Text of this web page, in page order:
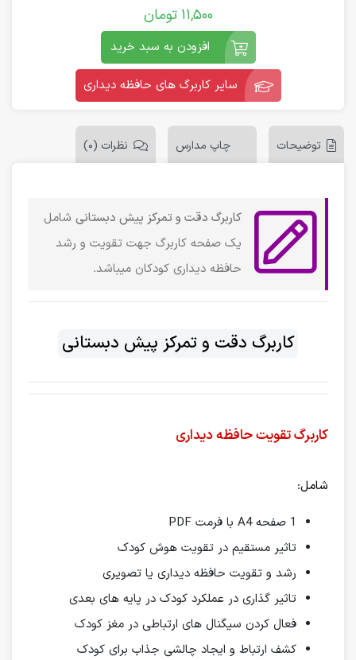
11,500 تومان
افزودن به سبد خرید
سایر کاربرگ های حافظه دیداری
توضیحات چاپ مدارس نظرات (0)
کاربرگ دقت و تمرکز پیش دبستانی شامل
یک صفحه کاربرگ جهت تقویت و رشد
حافظه دیداری کودکان میباشد.
کاربرگ دقت و تمرکز پیش دبستانی
کاربرگ تقویت حافظه دیداری
شامل:
1 صفحه A4 با فرمت PDF
تاثیر مستقیم در تقویت هوش کودک
رشد و تقویت حافظه دیداری یا تصویری
تاثیر گذاری در عملکرد کودک در پایه های بعدی
فعال کردن سیگنال های ارتباطی در مغز کودک
کشف ارتباط و ایجاد چالشی جذاب برای کودک